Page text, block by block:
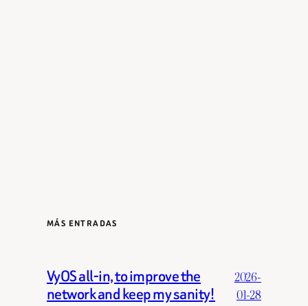
MÁS ENTRADAS
VyOS all-in, to improve the
network and keep my sanity!
2026-
01-28